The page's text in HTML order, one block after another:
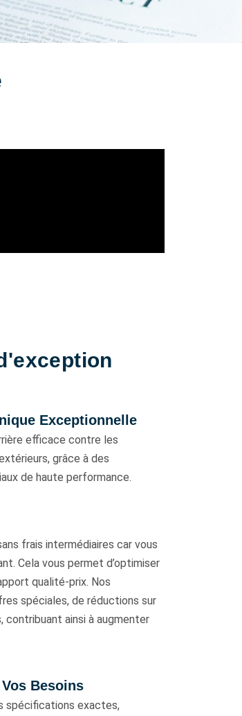
Exceptionnelle
efficace contre les
grâce à des
de haute performance.
frais intermédiaires car vous
Cela vous permet d’optimiser
qualité-prix. Nos
spéciales, de réductions sur
ainsi à augmenter
Besoins
spécifications exactes,